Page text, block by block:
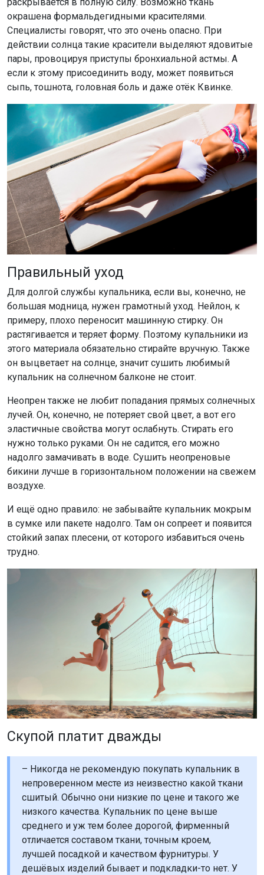
раскрывается в полную силу. Возможно ткань
окрашена формальдегидными красителями.
Специалисты говорят, что это очень опасно. При
действии солнца такие красители выделяют ядовитые
пары, провоцируя приступы бронхиальной астмы. А
если к этому присоединить воду, может появиться
сыпь, тошнота, головная боль и даже отёк Квинке.
Правильный уход
Для долгой службы купальника, если вы, конечно, не
большая модница, нужен грамотный уход. Нейлон, к
примеру, плохо переносит машинную стирку. Он
растягивается и теряет форму. Поэтому купальники из
этого материала обязательно стирайте вручную. Также
он выцветает на солнце, значит сушить любимый
купальник на солнечном балконе не стоит.
Неопрен также не любит попадания прямых солнечных
лучей. Он, конечно, не потеряет свой цвет, а вот его
эластичные свойства могут ослабнуть. Стирать его
нужно только руками. Он не садится, его можно
надолго замачивать в воде. Сушить неопреновые
бикини лучше в горизонтальном положении на свежем
воздухе.
И ещё одно правило: не забывайте купальник мокрым
в сумке или пакете надолго. Там он сопреет и появится
стойкий запах плесени, от которого избавиться очень
трудно.
Скупой платит дважды
– Никогда не рекомендую покупать купальник в
непроверенном месте из неизвестно какой ткани
сшитый. Обычно они низкие по цене и такого же
низкого качества. Купальник по цене выше
среднего и уж тем более дорогой, фирменный
отличается составом ткани, точным кроем,
лучшей посадкой и качеством фурнитуры. У
дешёвых изделий бывает и подкладки-то нет. У